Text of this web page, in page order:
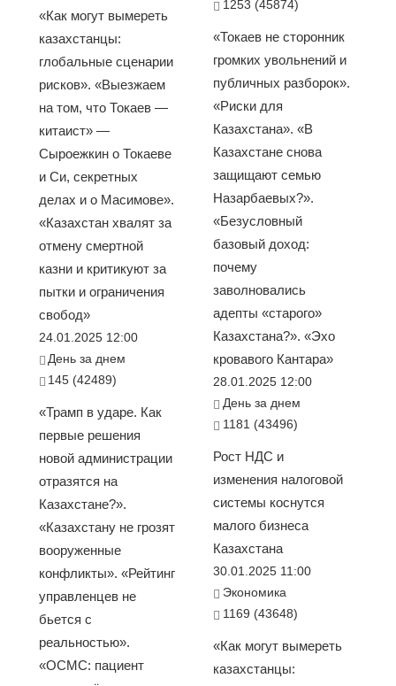
«Как могут вымереть
казахстанцы:
глобальные сценарии
рисков». «Выезжаем
на том, что Токаев —
китаист» —
Сыроежкин о Токаеве
и Си, секретных
делах и о Масимове».
«Казахстан хвалят за
отмену смертной
казни и критикуют за
пытки и ограничения
свобод»
24.01.2025 12:00
День за днем
145 (42489)
«Трамп в ударе. Как
первые решения
новой администрации
отразятся на
Казахстане?».
«Казахстану не грозят
вооруженные
конфликты». «Рейтинг
управленцев не
бьется с
реальностью».
«ОСМС: пациент
1253 (45874)
«Токаев не сторонник
громких увольнений и
публичных разборок».
«Риски для
Казахстана». «В
Казахстане снова
защищают семью
Назарбаевых?».
«Безусловный
базовый доход:
почему
заволновались
адепты «старого»
Казахстана?». «Эхо
кровавого Кантара»
28.01.2025 12:00
День за днем
1181 (43496)
Рост НДС и
изменения налоговой
системы коснутся
малого бизнеса
Казахстана
30.01.2025 11:00
Экономика
1169 (43648)
«Как могут вымереть
казахстанцы: